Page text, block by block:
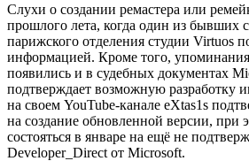
Слухи о создании ремастера или
прошлого лета, когда один из бывших
парижского отделения студии Virtuos
информацией. Кроме того,
появились и в судебных документах
подтверждает возможную разработку
на своем YouTube-канале eXtas1s
на создание обновленной версии, при
состояться в январе на ещё не
Developer_Direct от Microsoft.